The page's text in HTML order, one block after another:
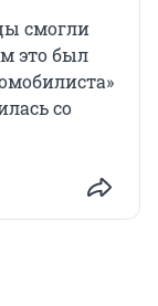
смогли
это был
со